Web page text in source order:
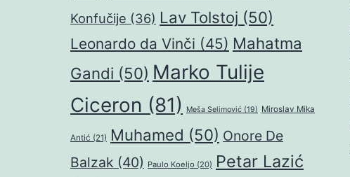
Konfučije (36) Lav Tolstoj (50)
Leonardo da Vinči (45) Mahatma
Gandi (50) Marko Tulije
Ciceron (81) Meša Selimović (19) Miroslav Mika
Antić (21) Muhamed (50) Onore De
Balzak (40) Paulo Koeljo (20) Petar Lazić